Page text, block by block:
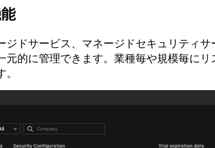
ドサービス、マネージドセキュリティ
的に管理できます。業種毎や規模毎に